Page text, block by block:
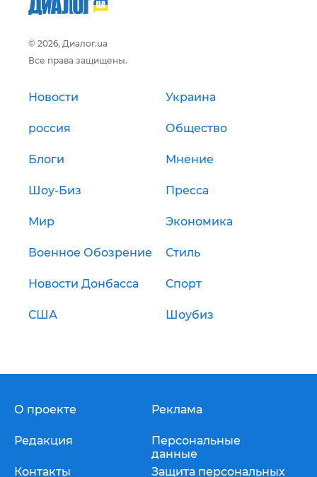
© 2026, Диалог.ua
Все права защищены.
Новости Украина
россия Общество
Блоги Мнение
Шоу-Биз Пресса
Мир Экономика
Военное Обозрение Стиль
Новости Донбасса Спорт
США Шоубиз
О проекте
Редакция
Контакты
Реклама
Персональные
данные
Защита персональных